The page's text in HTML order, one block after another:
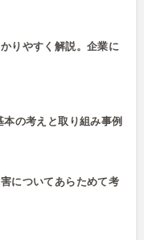
りやすく解説。企業に
の考えと取り組み事例
についてあらためて考